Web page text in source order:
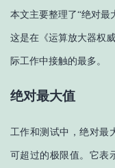
本文主要整理了“绝对最
这是在《运算放大器权
际工作中接触的最多。
绝对最大值
工作和测试中，绝对最
可超过的极限值。它表